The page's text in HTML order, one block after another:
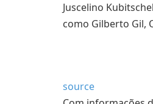
Juscelino
como Gilberto Gil,
source